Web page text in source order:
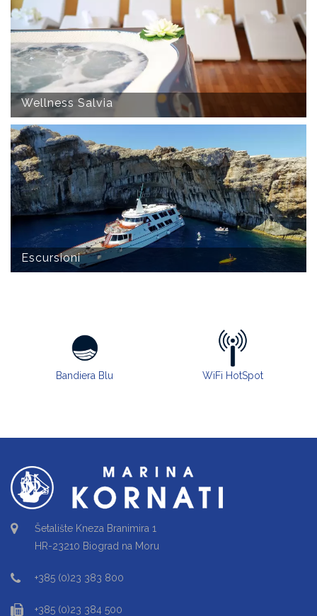
Wellness Salvia
Escursioni
Bandiera Blu WiFi HotSpot
Šetalište Kneza Branimira 1
HR-23210 Biograd na Moru
+385 (0)23 383 800
+385 (0)23 384 500